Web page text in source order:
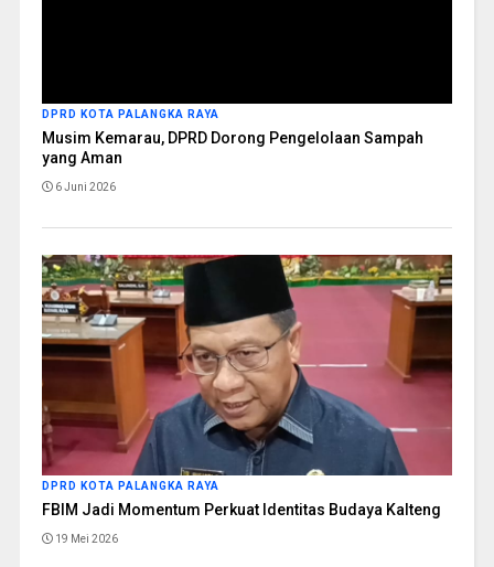
DPRD KOTA PALANGKA RAYA
Musim Kemarau, DPRD Dorong Pengelolaan Sampah
yang Aman
6 Juni 2026
DPRD KOTA PALANGKA RAYA
FBIM Jadi Momentum Perkuat Identitas Budaya Kalteng
19 Mei 2026